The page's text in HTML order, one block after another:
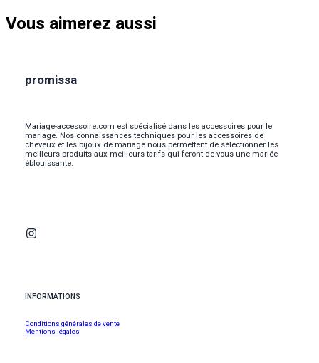
Vous aimerez aussi
promissa
INFORMATIONS
Conditions générales de vente
Mentions légales
Mariage-accessoire.com est spécialisé dans les accessoires pour le
mariage. Nos connaissances techniques pour les accessoires de
cheveux et les bijoux de mariage nous permettent de sélectionner les
meilleurs produits aux meilleurs tarifs qui feront de vous une mariée
éblouissante.